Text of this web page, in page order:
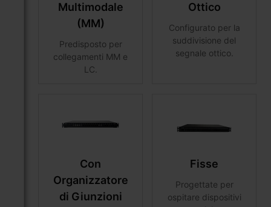
Multimodale
(MM)
Predisposto per
collegamenti MM e
LC.
Ottico
Configurato per la
suddivisione del
segnale ottico.
Con
Organizzatore
di Giunzioni
Fisse
Progettate per
ospitare dispositivi